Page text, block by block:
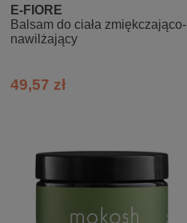
E-FIORE
Balsam do ciała zmiękczająco-
nawilżający
49,57 zł